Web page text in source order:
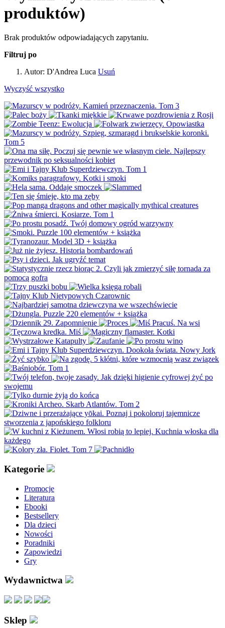
produktów)
Brak produktów odpowiadających zapytaniu.
Filtruj po
Autor: D'Andrea Luca Usuń
Wyczyść wszystko
Kategorie
Promocje
Literatura
Ebooki
Bestsellery
Dla dzieci
Nowości
Poradniki
Zapowiedzi
Gry
Wydawnictwa
Sklep